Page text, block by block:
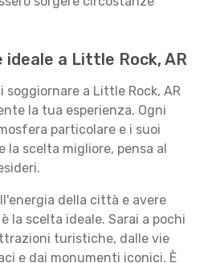
a Little Rock, AR
soggiornare a Little Rock, AR
la tua esperienza. Ogni
particolare e i suoi
la scelta migliore, pensa al
della città e avere
è la scelta ideale. Sarai a pochi
turistiche, dalle vie
e dai monumenti iconici. È